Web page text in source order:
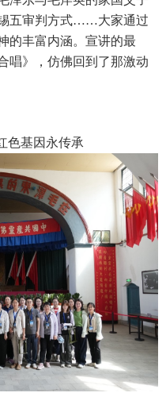
五审判方式……大家通过
的丰富内涵。宣讲的最
唱》，仿佛回到了那激动
色基因永传承